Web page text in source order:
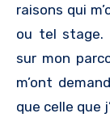
raisons qui
ou tel stage.
sur mon
m’ont
que celle que